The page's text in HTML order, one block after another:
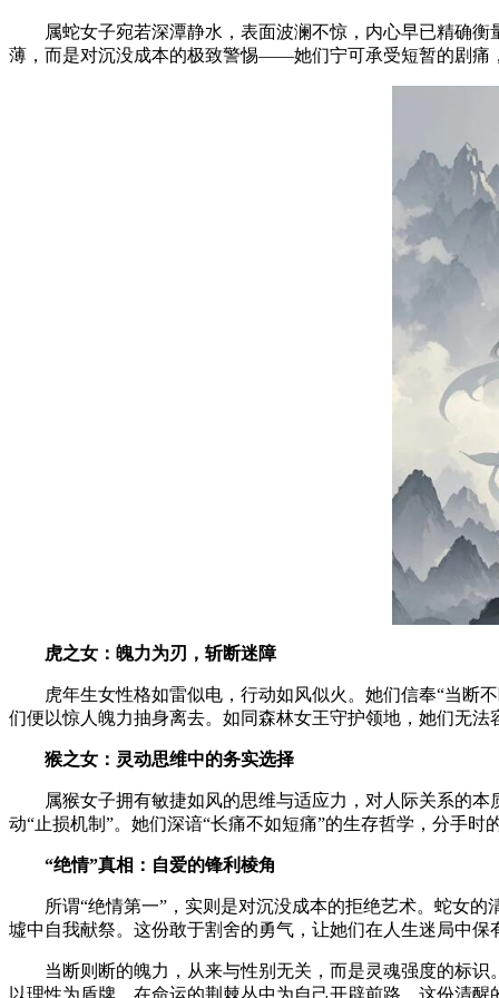
属蛇女子宛若深潭静水，表面波澜不惊，内心早已精确衡
薄，而是对沉没成本的极致警惕——她们宁可承受短暂的剧痛
虎之女：魄力为刃，斩断迷障
虎年生女性格如雷似电，行动如风似火。她们信奉“当断不
们便以惊人魄力抽身离去。如同森林女王守护领地，她们无
猴之女：灵动思维中的务实选择
属猴女子拥有敏捷如风的思维与适应力，对人际关系的本
动“止损机制”。她们深谙“长痛不如短痛”的生存哲学，分手
“绝情”真相：自爱的锋利棱角
所谓“绝情第一”，实则是对沉没成本的拒绝艺术。蛇女的
墟中自我献祭。这份敢于割舍的勇气，让她们在人生迷局中
当断则断的魄力，从来与性别无关，而是灵魂强度的标识
以理性为盾牌，在命运的荆棘丛中为自己开辟前路，这份清醒